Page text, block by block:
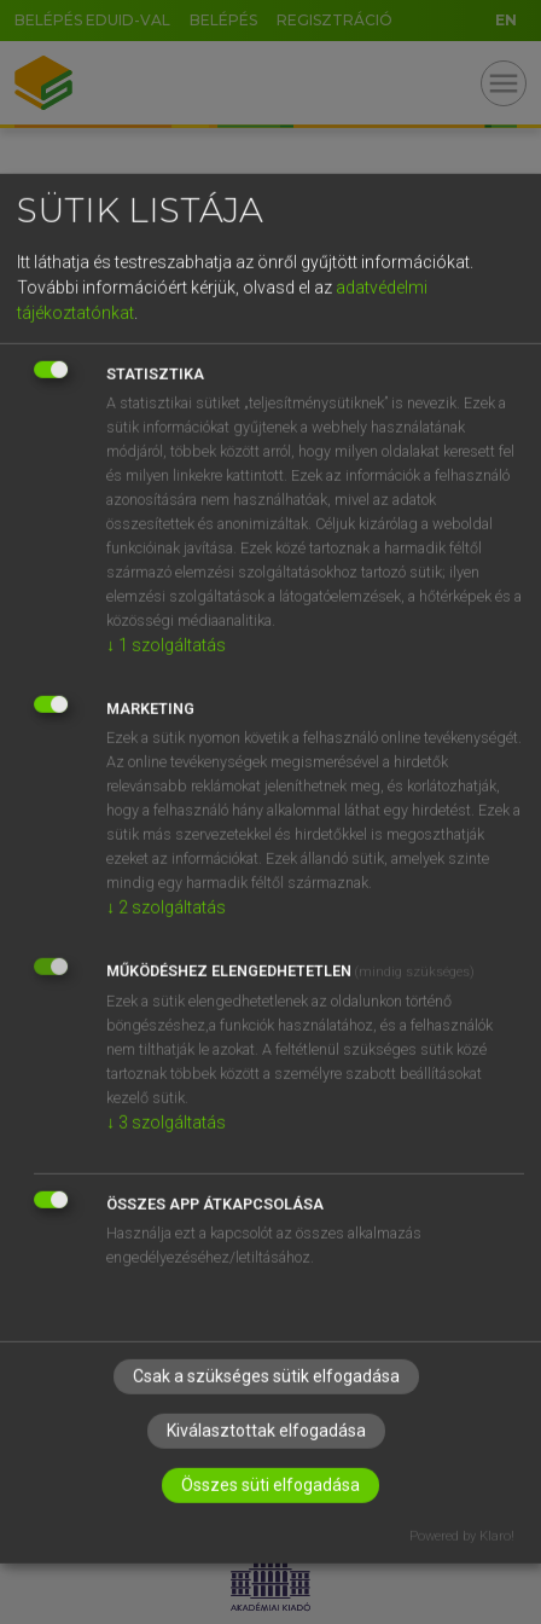
BELÉPÉS EDUID-VAL BELÉPÉS REGISZTRÁCIÓ EN
menu
OOOOPS!
SZOTAR.NET APPLIKÁCIÓ
MICROSOFT OFFICE BŐVÍTMÉNY
BEÉPÜLŐ SZÓTÁRMODUL
ONLINE NYELVVIZSGA
EGYÉNI FELHASZNÁLÓKNAK
TANULÓKNAK
OKTATÁSI INTÉZMÉNYEKNEK
VÁLLALATI MEGOLDÁSOK
RÓLUNK
ELÉRHETŐSÉG
SÜTI BEÁLLÍTÁSOK
LICENCSZERZŐDÉS ADATVÉDELEM
SÜTIK LISTÁJA
Itt láthatja és testreszabhatja az önről gyűjtött információkat.
További információért kérjük, olvasd el az adatvédelmi
tájékoztatónkat
STATISZTIKA
A statisztikai sütiket „teljesítménysütiknek” is nevezik. Ezek a
sütik információkat gyűjtenek a webhely használatának
módjáról, többek között arról, hogy milyen oldalakat keresett fel
és milyen linkekre kattintott. Ezek az információk a felhasználó
azonosítására nem használhatóak, mivel az adatok
összesítettek és anonimizáltak. Céljuk kizárólag a weboldal
funkcióinak javítása. Ezek közé tartoznak a harmadik féltől
származó elemzési szolgáltatásokhoz tartozó sütik; ilyen
elemzési szolgáltatások a látogatóelemzések, a hőtérképek és a
közösségi médiaanalitika.
↓ 1 szolgáltatás
MARKETING
Ezek a sütik nyomon követik a felhasználó online tevékenységét.
Az online tevékenységek megismerésével a hirdetők
relevánsabb reklámokat jeleníthetnek meg, és korlátozhatják,
hogy a felhasználó hány alkalommal láthat egy hirdetést. Ezek a
sütik más szervezetekkel és hirdetőkkel is megoszthatják
ezeket az információkat. Ezek állandó sütik, amelyek szinte
mindig egy harmadik féltől származnak.
↓ 2 szolgáltatás
MŰKÖDÉSHEZ ELENGEDHETETLEN (mindig szükséges)
Ezek a sütik elengedhetetlenek az oldalunkon történő
böngészéshez,a funkciók használatához, és a felhasználók
nem tilthatják le azokat. A feltétlenül szükséges sütik közé
tartoznak többek között a személyre szabott beállításokat
kezelő sütik.
↓ 3 szolgáltatás
ÖSSZES APP ÁTKAPCSOLÁSA
Használja ezt a kapcsolót az összes alkalmazás
engedélyezéséhez/letiltásához.
Csak a szükséges sütik elfogadása
Kiválasztottak elfogadása
Összes süti elfogadása
Powered by Klaro!
GR
5
g h k l
v b n m , . - AltGr